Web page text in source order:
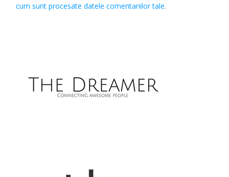
cum sunt procesate datele comentariilor tale.